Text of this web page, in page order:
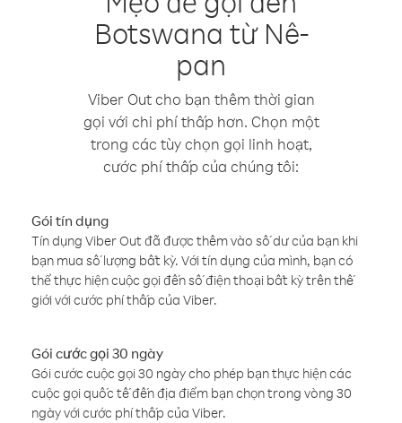
Botswana từ Nê-
pan
Viber Out cho bạn thêm thời gian
gọi với chi phí thấp hơn. Chọn một
trong các tùy chọn gọi linh hoạt,
cước phí thấp của chúng tôi:
Gói tín dụng
Tín dụng Viber Out đã được thêm vào số dư của bạn khi
bạn mua số lượng bất kỳ. Với tín dụng của mình, bạn có
thể thực hiện cuộc gọi đến số điện thoại bất kỳ trên thế
giới với cước phí thấp của Viber.
Gói cước gọi 30 ngày
Gói cước cuộc gọi 30 ngày cho phép bạn thực hiện các
cuộc gọi quốc tế đến địa điểm bạn chọn trong vòng 30
ngày với cước phí thấp của Viber.